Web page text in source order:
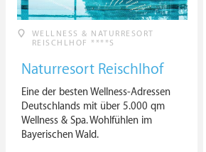
WELLNESS & NATURRESORT
REISCHLHOF ****S
Naturresort Reischlhof
Eine der besten Wellness-Adressen
Deutschlands mit über 5.000 qm
Wellness & Spa. Wohlfühlen im
Bayerischen Wald.